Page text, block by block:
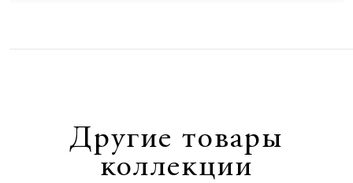
Другие товары
коллекции